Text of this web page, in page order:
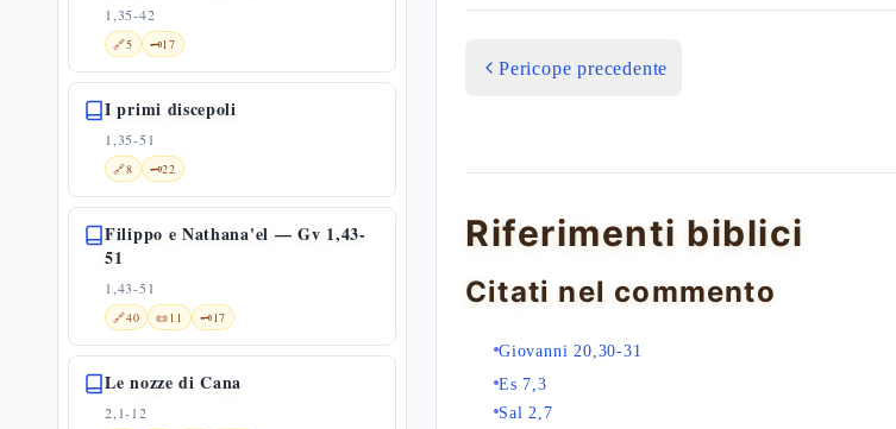
1,35-42
🔗5 🗝️17
I primi discepoli
1,35-51
🔗8 🗝️22
Filippo e Nathana'el — Gv 1,43-
51
1,43-51
🔗40 📜11 🗝️17
Le nozze di Cana
2,1-12
Pericope precedente
Riferimenti biblici
Citati nel commento
Giovanni 20,30-31
Es 7,3
Sal 2,7